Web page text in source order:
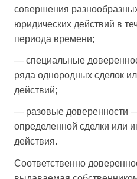
совершения
юридических действий в
периода времени;
— специальные
ряда однородных сделок
действий;
— разовые доверенности
определенной сделки или
действия.
Соответственно